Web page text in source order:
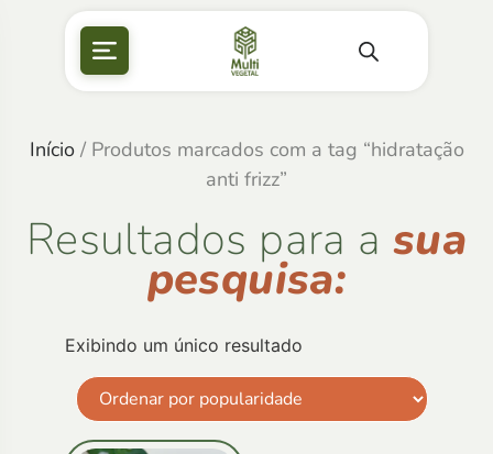
Início/ Produtos marcados com a tag “hidratação
anti frizz”
Resultados para a sua
pesquisa:
Exibindo um único resultado